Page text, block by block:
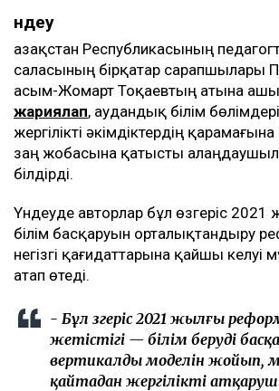
Үндеу
Қазақстан Республикасының
саласының бірқатар сарапшылары
Қасым-Жомарт Тоқаевтың атына
жариялап, аудандық білім
жергілікті әкімдіктердің
заң жобасына қатысты
білдірді.
Үндеуде авторлар бұл өзгеріс 2021
білім басқаруын орталықтандыру
негізгі қағидаттарына қайшы келуі
атап өтеді.
- Бұл өзгеріс 2021 жылғы
жетістігі — білім беруді
вертикалды моделін жойып,
қайтадан жергілікті